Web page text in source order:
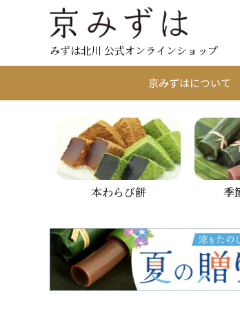
みずは北川 公式オンラインショップ
京みずはについて
本わらび餅 季